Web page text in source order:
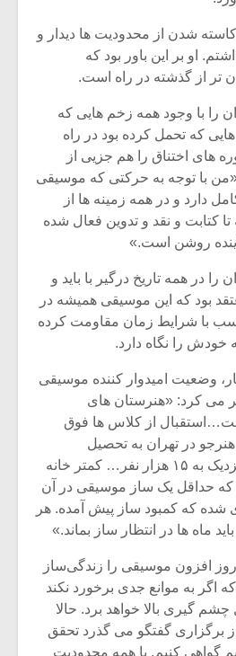
شدن از محدودیت ها دیدار و
او بر این باور بود که
تر از گذشته در راه است.
را با وجود همه زخم هایی که
که تحمل کرده بود در راه
های اختناق را هم جزیی از
با توجه به حرکتی که موسیقی
دارد و در همه زمینه ها از
کتابت و نقد و تدوین فعال شده
روشن است.»
در همه تاریخ درگیر با باید و
بود که این موسیقی همیشه در
با شرایط زمان مقاومت کرده
را نگاه دارد.
وضعیت امیدوار کننده موسیقی
می کرد: «هنرستان های
از کلاس ها فوق
۱۵۰ هزار هنرجو در تهران به تحصیل
مشغولند، در اصفهان نزدیک به ۱۵ هزار نفر… کمتر خانه
که حداقل یک ساز موسیقی در آن
که کمبود ساز پیش آمده. هر
ماه ها در انتظار ساز بماند.»
افزون موسیقی را زندگی‌ساز
اگر به موانع جدی برخورد نکند
گیری بالا خواهد برد. حالا
برگزاری گفتگو می گذرد تحقق
گواهی کنیم. با همه محدودیت